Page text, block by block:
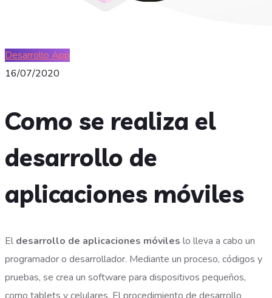
Desarrollo App
16/07/2020
Como se realiza el
desarrollo de
aplicaciones móviles
El desarrollo de aplicaciones móviles lo lleva a cabo un
programador o desarrollador. Mediante un proceso, códigos y
pruebas, se crea un software para dispositivos pequeños,